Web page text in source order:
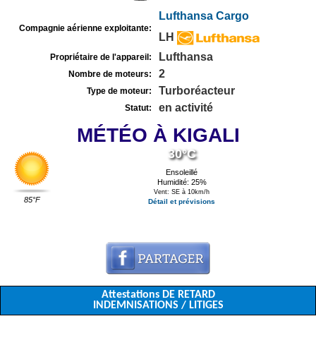
Compagnie aérienne exploitante:
Lufthansa Cargo
LH
Propriétaire de l'appareil: Lufthansa
Nombre de moteurs: 2
Type de moteur: Turboréacteur
Statut: en activité
MÉTÉO À KIGALI
85°F
30°C
Ensoleillé
Humidité: 25%
Vent: SE à 10km/h
Détail et prévisions
Attestations DE RETARD
INDEMNISATIONS / LITIGES